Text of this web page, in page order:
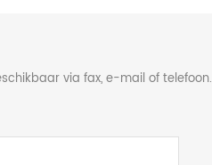
via fax, e-mail of telefoon.